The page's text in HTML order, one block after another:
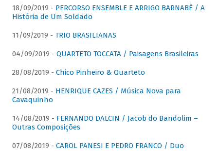
18/09/2019 - PERCORSO ENSEMBLE E ARRIGO BARNABÈ / A
História de Um Soldado
11/09/2019 - TRIO BRASILIANAS
04/09/2019 - QUARTETO TOCCATA / Paisagens Brasileiras
28/08/2019 - Chico Pinheiro & Quarteto
21/08/2019 - HENRIQUE CAZES / Música Nova para
Cavaquinho
14/08/2019 - FERNANDO DALCIN / Jacob do Bandolim –
Outras Composições
07/08/2019 - CAROL PANESI E PEDRO FRANCO / Duo